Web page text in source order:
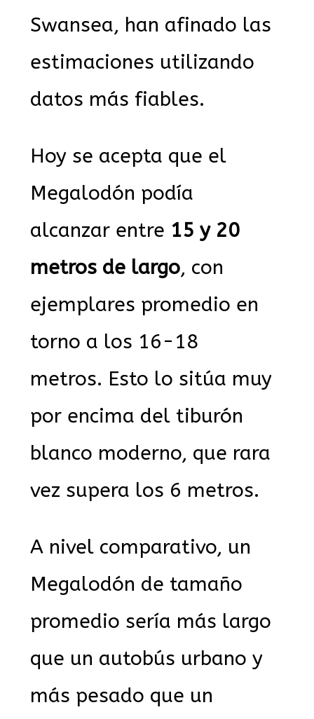
Swansea, han afinado las
estimaciones utilizando
datos más fiables.
Hoy se acepta que el
Megalodón podía
alcanzar entre 15 y 20
metros de largo, con
ejemplares promedio en
torno a los 16-18
metros. Esto lo sitúa muy
por encima del tiburón
blanco moderno, que rara
vez supera los 6 metros.
A nivel comparativo, un
Megalodón de tamaño
promedio sería más largo
que un autobús urbano y
más pesado que un